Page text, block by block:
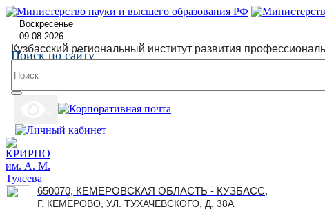
Воскресенье
09.08.2026
Кузбасский региональный институт развития
Поиск по сайту
650070, КЕМЕРОВСКАЯ ОБЛАСТЬ - КУЗБАСС,
Г. КЕМЕРОВО, УЛ. ТУХАЧЕВСКОГО, Д. 38А